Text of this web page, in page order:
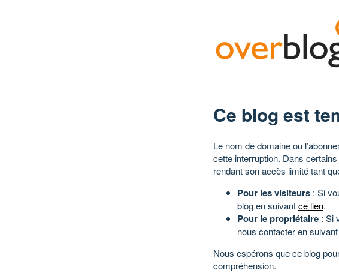
Ce blog est
Le nom de domaine ou
cette interruption. Dans
rendant son accès limité tant
Pour les visiteurs : Si
blog en suivantce lien.
Pour le propriétaire : Si
nous contacter en suivant
Nous espérons que ce blog
compréhension.